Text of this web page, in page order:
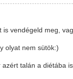
vendégeld meg,
olyat nem sütök:)
talán a diétába